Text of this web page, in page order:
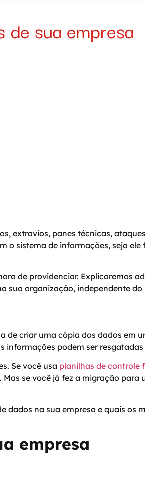
de sua empresa
extravios, panes técnicas,
o sistema de informações, seja
de providenciar. Explicaremos
organização, independente
criar uma cópia dos dados em
informações podem ser
Se você usa planilhas de controle
se você já fez a migração para
na sua empresa e quais os
empresa